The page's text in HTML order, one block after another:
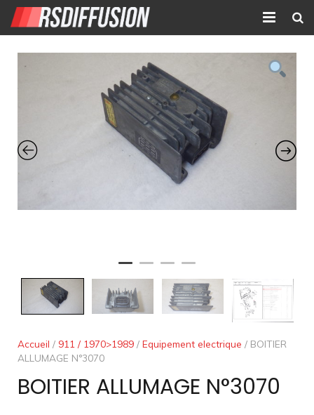
Accueil
Nouvelles annonces
Annonces prolongées
Atelier mécanique
Contact
Accueil / 911 / 1970>1989 / Equipement electrique / BOITIER
ALLUMAGE N°3070
BOITIER ALLUMAGE N°3070